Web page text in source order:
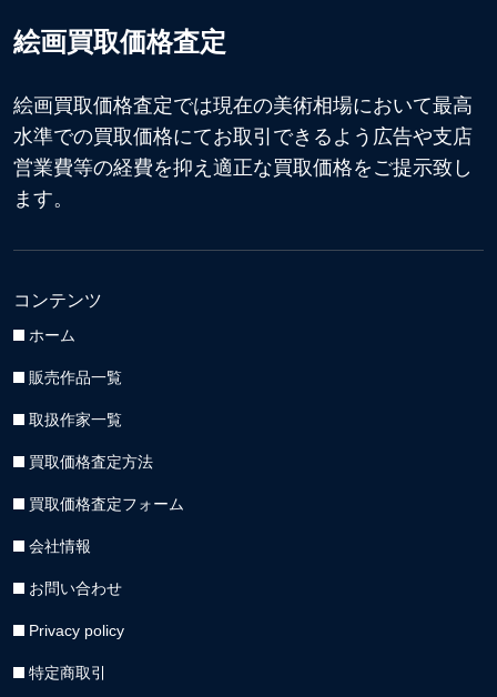
絵画買取価格査定
絵画買取価格査定では現在の美術相場において最高
水準での買取価格にてお取引できるよう広告や支店
営業費等の経費を抑え適正な買取価格をご提示致し
ます。
コンテンツ
ホーム
販売作品一覧
取扱作家一覧
買取価格査定方法
買取価格査定フォーム
会社情報
お問い合わせ
Privacy policy
特定商取引